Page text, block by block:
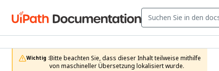
Wichtig :Bitte beachten Sie, dass dieser Inhalt teilweise mithilfe
von maschineller Übersetzung lokalisiert wurde.